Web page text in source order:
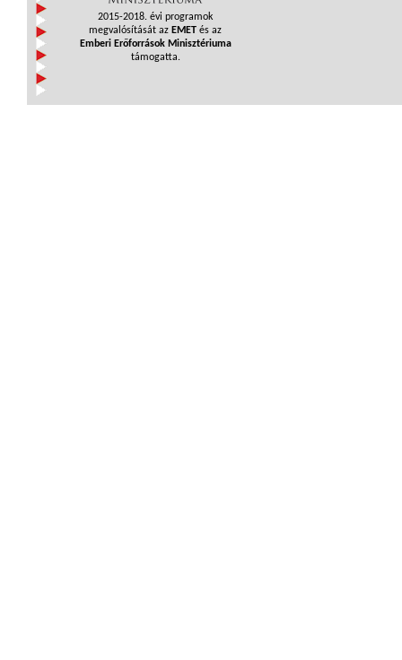
2015-2018. évi programok
megvalósítását az EMET és az
Emberi Erőforrások Minisztériuma
támogatta.